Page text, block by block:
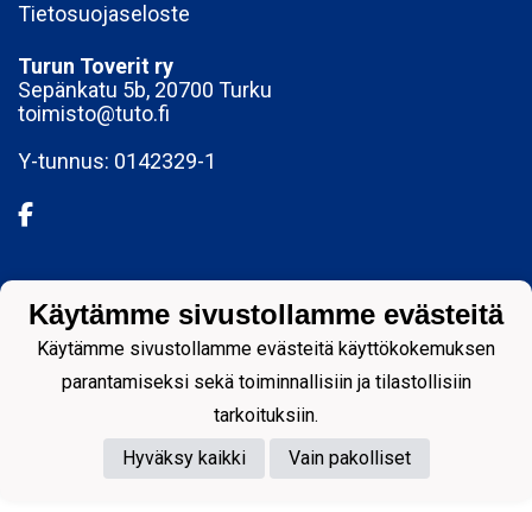
Tietosuojaseloste
Turun Toverit ry
Sepänkatu 5b, 20700 Turku
toimisto@tuto.fi
Y-tunnus: 0142329-1
Powered by
Käytämme sivustollamme evästeitä
Käytämme sivustollamme evästeitä käyttökokemuksen
parantamiseksi sekä toiminnallisiin ja tilastollisiin
tarkoituksiin.
Hyväksy kaikki
Vain pakolliset